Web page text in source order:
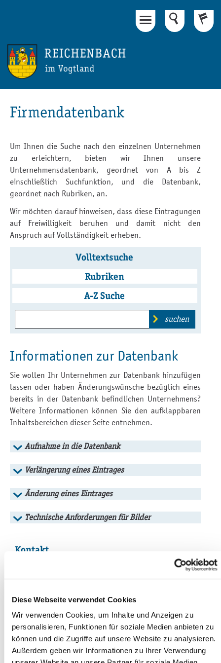
Diese Webseite verwendet Cookies
Wir verwenden Cookies, um Inhalte und Anzeigen zu
personalisieren, Funktionen für soziale Medien anbieten zu
können und die Zugriffe auf unsere Website zu analysieren.
Außerdem geben wir Informationen zu Ihrer Verwendung
Firmendatenbank
Um Ihnen die Suche nach den einzelnen Unternehmen
zu erleichtern, bieten wir Ihnen unsere
Unternehmensdatenbank, geordnet von A bis Z
einschließlich Suchfunktion, und die Datenbank,
geordnet nach Rubriken, an.
Wir möchten darauf hinweisen, dass diese Eintragungen
auf Freiwilligkeit beruhen und damit nicht den
Anspruch auf Vollständigkeit erheben.
Volltextsuche
Rubriken
A-Z Suche
suchen
Informationen zur Datenbank
Sie wollen Ihr Unternehmen zur Datenbank hinzufügen
lassen oder haben Änderungswünsche bezüglich eines
bereits in der Datenbank befindlichen Unternehmens?
Weitere Informationen können Sie den aufklappbaren
Inhaltsbereichen dieser Seite entnehmen.
Aufnahme in die Datenbank
Verlängerung eines Eintrages
Änderung eines Eintrages
Technische Anforderungen für Bilder
Kontakt
08468 Reichenbach im Vogtland
Miriam Hoffmann
Mitarbeiterin Wirtschaftsförderung / PIA
Zimmernummer 204
03765 524-1086